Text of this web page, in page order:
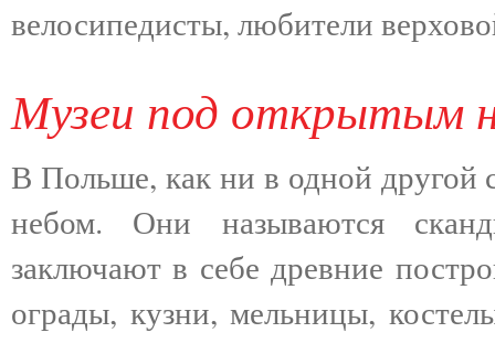
велосипедисты, любители
Музеи под открытым
В Польше, как ни в одной другой
небом. Они называются
заключают в себе древние
ограды, кузни, мельницы,